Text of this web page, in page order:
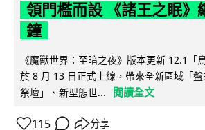
領門檻而設 《諸王之眠》
鐘
《魔獸世界：至暗之夜》版本更新 12.1「
於 8 月 13 日正式上線，帶來全新區域「
祭壇」、新型態世...
閱讀全文
115 分享